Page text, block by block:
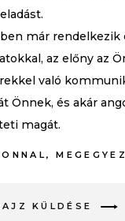
már rendelkezik
az előny az
való
Önnek, és akár
magát.
KÜLDÉSE